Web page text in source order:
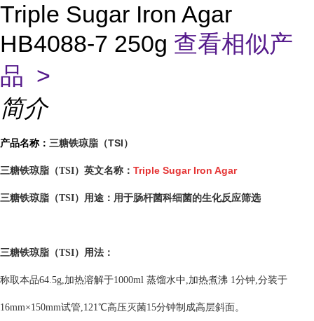
Triple Sugar Iron Agar
HB4088-7 250g 查看相似产
品 >
简介
产品名称： 三糖铁琼脂（TSI）
三糖铁琼脂（TSI）英文名称： Triple Sugar Iron Agar
三糖铁琼脂（TSI）用途： 用于肠杆菌科细菌的生化反应筛选
三糖铁琼脂（TSI） 用法：
称取本品64.5g,加热溶解于1000ml 蒸馏水中 ,加热煮沸 1分钟,分装于
16mm×150mm试管,121℃高压灭菌15分钟制成高层斜面。